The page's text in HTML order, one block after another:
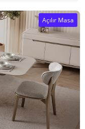
Açılır Masa